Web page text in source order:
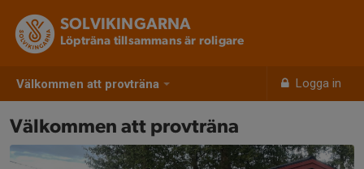
Välkommen att provträna Logga in
SOLVIKINGARNA
Löpträna tillsammans är roligare
Välkommen att provträna